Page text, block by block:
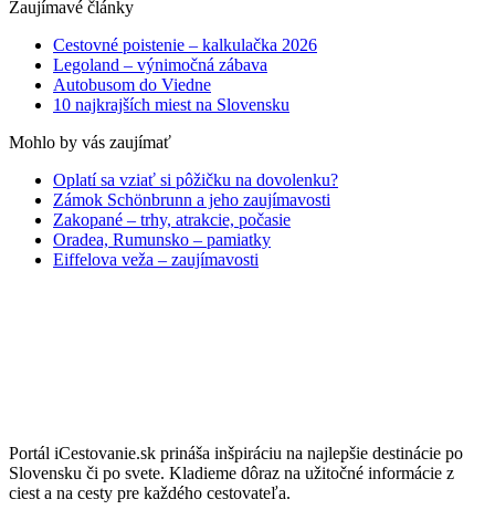
Zaujímavé články
Cestovné poistenie – kalkulačka 2026
Legoland – výnimočná zábava
Autobusom do Viedne
10 najkrajších miest na Slovensku
Mohlo by vás zaujímať
Oplatí sa vziať si pôžičku na dovolenku?
Zámok Schönbrunn a jeho zaujímavosti
Zakopané – trhy, atrakcie, počasie
Oradea, Rumunsko – pamiatky
Eiffelova veža – zaujímavosti
Portál iCestovanie.sk prináša inšpiráciu na najlepšie destinácie po
Slovensku či po svete. Kladieme dôraz na užitočné informácie z
ciest a na cesty pre každého cestovateľa.